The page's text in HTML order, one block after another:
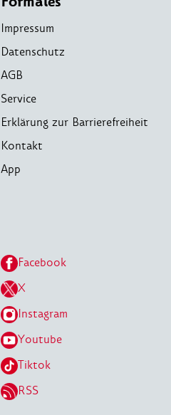
Impressum
Datenschutz
AGB
Service
Erklärung zur Barrierefreiheit
Kontakt
App
Facebook
X
Instagram
Youtube
Tiktok
RSS